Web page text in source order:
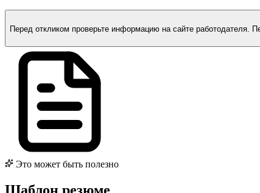
Перед откликом проверьте информацию на сайте работодателя.
Это может быть полезно
Шаблон резюме